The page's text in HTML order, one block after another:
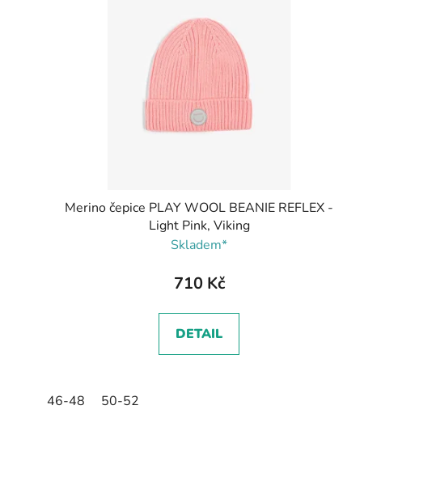
Merino čepice PLAY WOOL BEANIE REFLEX -
Light Pink, Viking
Skladem*
710 Kč
DETAIL
46-48 50-52